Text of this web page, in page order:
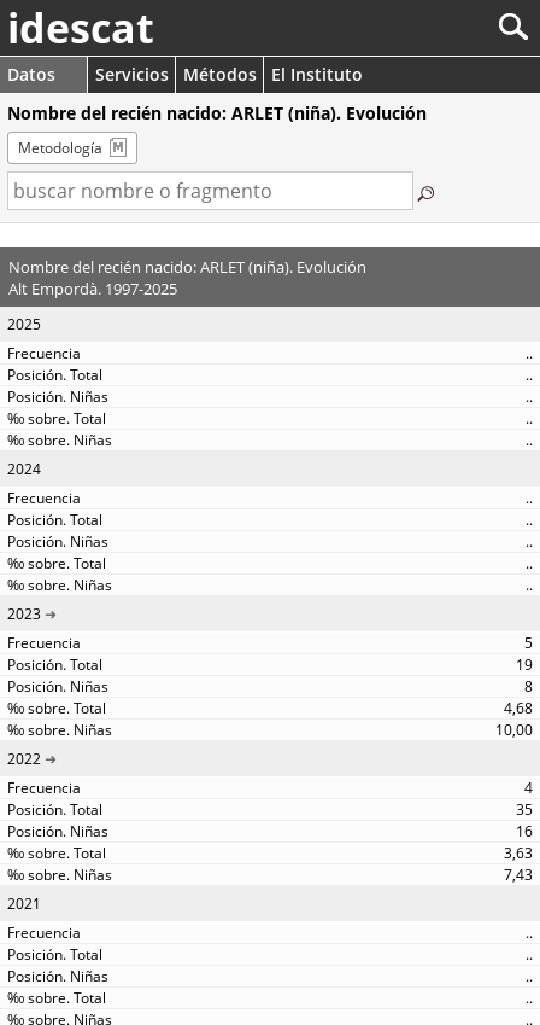
idescat
Datos Servicios Métodos
El Instituto
Nombre del recién nacido: ARLET (niña). Evolución
Metodología
Nombre del recién nacido: ARLET (niña). Evolución
Alt Empordà. 1997-2025
2025
..
..
..
..
..
2024
..
..
..
..
..
2023
5
19
8
4,68
10,00
2022
4
35
16
3,63
7,43
2021
..
..
..
..
..